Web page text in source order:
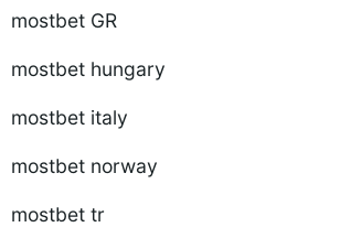
mostbet GR
mostbet hungary
mostbet italy
mostbet norway
mostbet tr